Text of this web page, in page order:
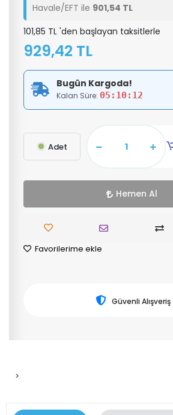
Havale/EFT ile 901,54 TL
101,85 TL 'den başlayan taksitlerle
929,42 TL
Bugün Kargoda!
Kalan Süre: 05:10:12
Adet
Hemen Al
Favorilerime ekle
Güvenli Alışveriş
>